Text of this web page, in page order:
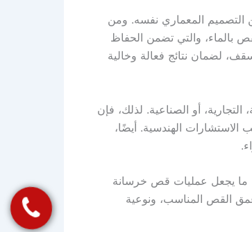
التصميم المعماري نفسه. ومن
بالماء، والتي تضمن الحفاظ
لضمان نتائج فعالة وخالية
أو الصناعية. لذلك، فإن
الاستشارات الهندسية. أيضًا،
ما يجعل عمليات قص خرسانة
القص المناسب، ونوعية